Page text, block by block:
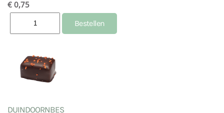
€ 0,75
DUINDOORNBES